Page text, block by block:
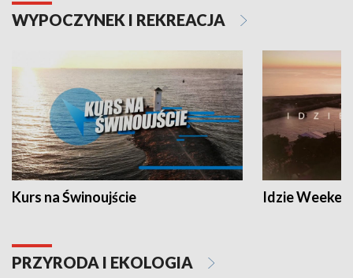
WYPOCZYNEK I REKREACJA
Kurs na Świnoujście Idzie
PRZYRODA I EKOLOGIA